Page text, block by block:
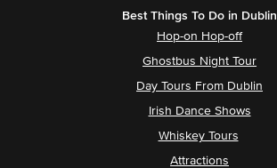
Best Things To Do in Dublin
Hop-on Hop-off
Ghostbus Night Tour
Day Tours From Dublin
Irish Dance Shows
Whiskey Tours
Attractions